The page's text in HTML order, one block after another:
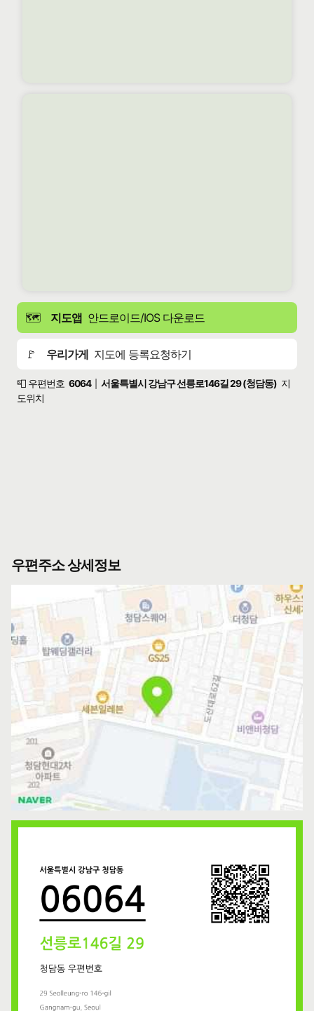
🗺️ 지도앱 안드로이드/IOS 다운로드
🚩 우리가게 지도에 등록요청하기
📮 우편번호 6064 서울특별시 강남구 선릉로146길 29 (청담동) 지
도위치
우편주소 상세정보